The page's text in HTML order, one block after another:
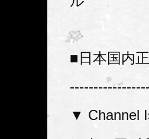
■日本国内
▼ Channel